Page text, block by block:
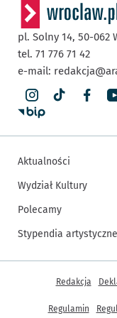
pl. Solny 14, 50-062
tel. 71 776 71 42
e-mail:
Aktualności
Wydział Kultury
Polecamy
Stypendia artystyczne
Inne
Redakcja
Regulamin